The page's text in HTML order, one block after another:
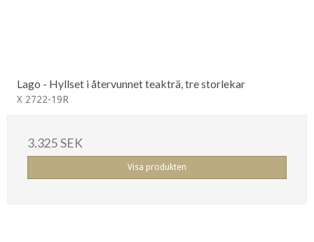
Lago - Hyllset i återvunnet teakträ, tre storlekar
X 2722-19R
3.325 SEK
Visa produkten